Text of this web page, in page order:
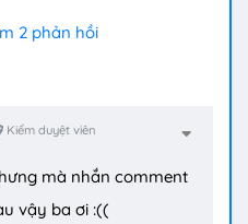
2 phản hồi
Kiểm duyệt viên
mà nhắn comment
vậy ba ơi :((